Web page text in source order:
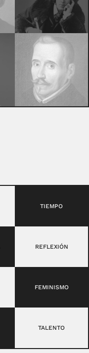
TIEMPO
REFLEXIÓN
FEMINISMO
TALENTO